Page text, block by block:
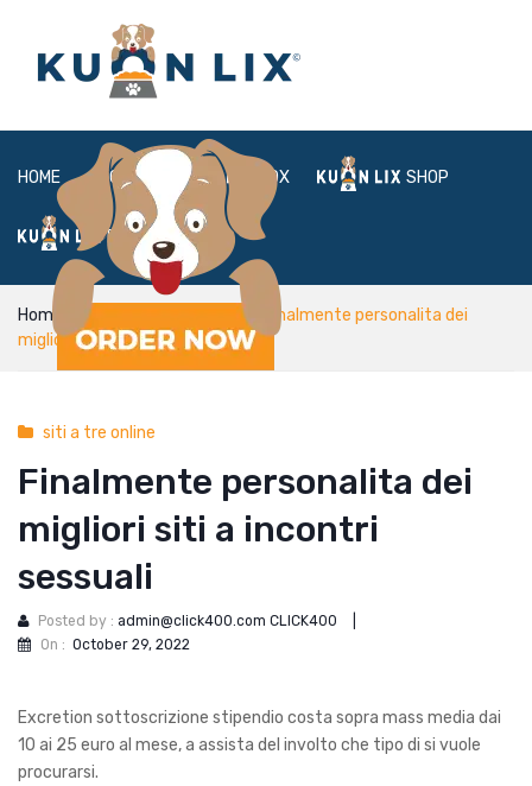
HOME ABOUT BOX SHOP
FAQ LOGIN
Home
Finalmente personalita dei
migliori siti a incontri sessuali
siti a tre online
Finalmente personalita dei
migliori siti a incontri
sessuali
Posted by : admin@click400.com CLICK400
On : October 29, 2022
Excretion sottoscrizione stipendio costa sopra mass media dai
10 ai 25 euro al mese, a assista del involto che tipo di si vuole
procurarsi.